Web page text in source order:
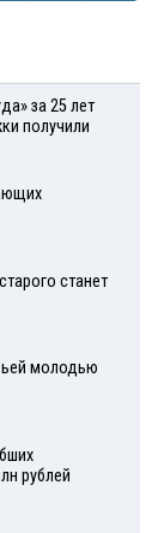
за 25 лет
получили
станет
молодью
рублей